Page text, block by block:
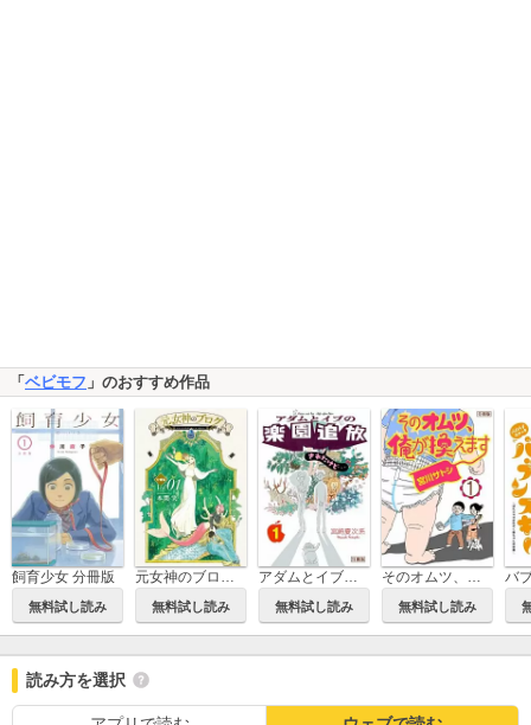
「ベビモフ 」のおすすめ作品
飼育少女 分冊版
無料試し読み
元女神のブログ 分冊版
無料試し読み
アダムとイブの楽園追放されたけど… 分冊版
無料試し読み
そのオムツ、俺が換えます 分冊版
無料試し読み
読み方を選択